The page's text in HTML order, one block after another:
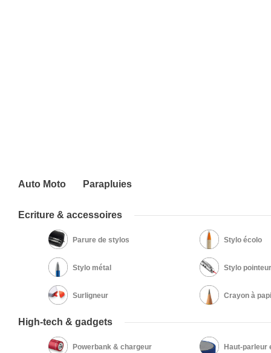
Auto Moto Parapluies
Ecriture & accessoires
Parure de stylos Stylo écolo
Stylo métal Stylo
Surligneur Crayon à
High-tech & gadgets
Powerbank & chargeur Haut-parleur